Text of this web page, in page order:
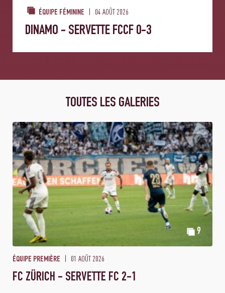
ÉQUIPE FÉMININE 04 AOÛT 2026
DINAMO - SERVETTE FCCF 0-3
TOUTES LES GALERIES
9
ÉQUIPE PREMIÈRE 01 AOÛT 2026
FC ZÜRICH - SERVETTE FC 2-1